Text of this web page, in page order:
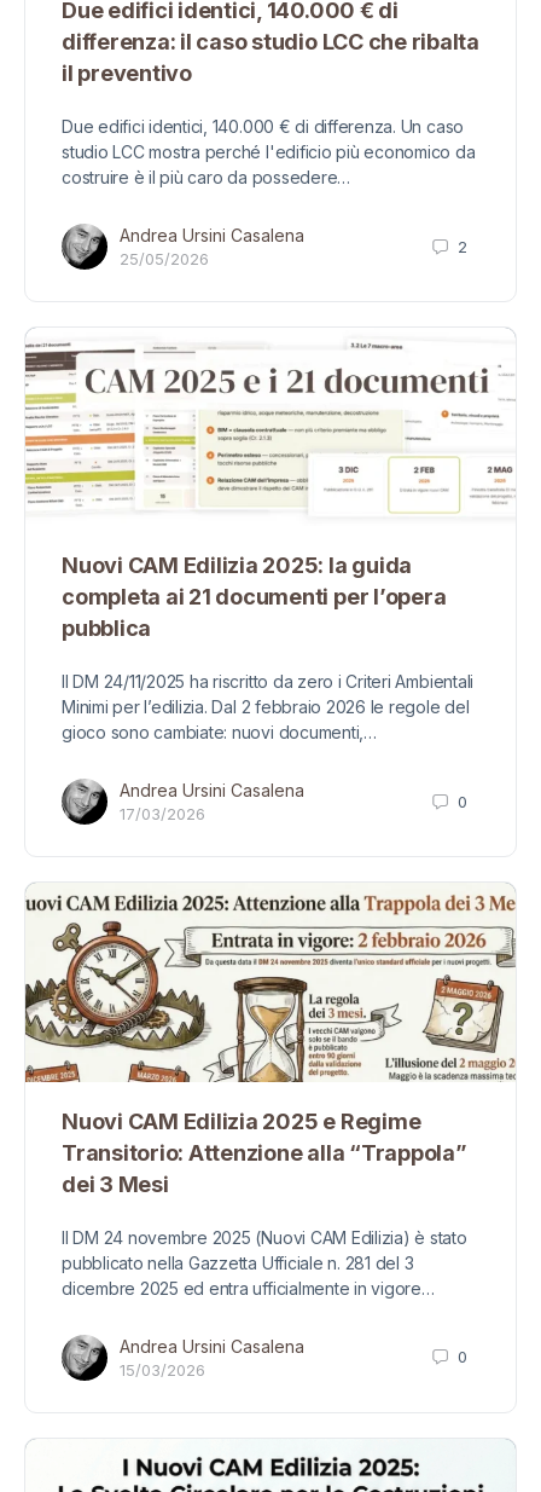
Due edifici identici, 140.000 € di
differenza: il caso studio LCC che ribalta
il preventivo
Due edifici identici, 140.000 € di differenza. Un caso
studio LCC mostra perché l'edificio più economico da
costruire è il più caro da possedere…
Andrea Ursini Casalena
25/05/2026
2
Nuovi CAM Edilizia 2025: la guida
completa ai 21 documenti per l’opera
pubblica
Il DM 24/11/2025 ha riscritto da zero i Criteri Ambientali
Minimi per l’edilizia. Dal 2 febbraio 2026 le regole del
gioco sono cambiate: nuovi documenti,…
Andrea Ursini Casalena
17/03/2026
0
Nuovi CAM Edilizia 2025 e Regime
Transitorio: Attenzione alla “Trappola”
dei 3 Mesi
Il DM 24 novembre 2025 (Nuovi CAM Edilizia) è stato
pubblicato nella Gazzetta Ufficiale n. 281 del 3
dicembre 2025 ed entra ufficialmente in vigore…
Andrea Ursini Casalena
15/03/2026
0